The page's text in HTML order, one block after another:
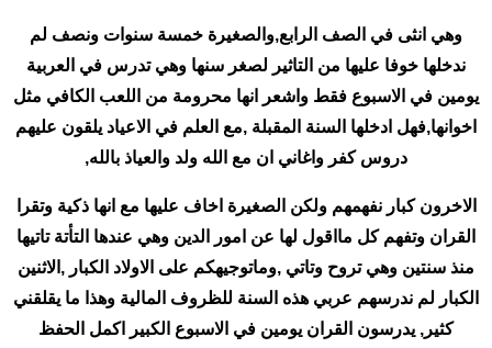
وهي انثى في الصف الرابع,والصغيرة خمسة سنوات ونصف لم
ندخلها خوفا عليها من التاثير لصغر سنها وهي تدرس في العربية
يومين في الاسبوع فقط واشعر انها محرومة من اللعب الكافي مثل
اخوانها,فهل ادخلها السنة المقبلة ,مع العلم في الاعياد يلقون عليهم
دروس كفر واغاني ان مع الله ولد والعياذ بالله,
الاخرون كبار نفهمهم ولكن الصغيرة اخاف عليها مع انها ذكية وتقرا
القران وتفهم كل مااقول لها عن امور الدين وهي عندها التأتة تاتيها
منذ سنتين وهي تروح وتاتي ,وماتوجيهكم على الاولاد الكبار ,الاثنين
الكبار لم ندرسهم عربي هذه السنة للظروف المالية وهذا ما يقلقني
كثير, يدرسون القران يومين في الاسبوع الكبير اكمل الحفظ